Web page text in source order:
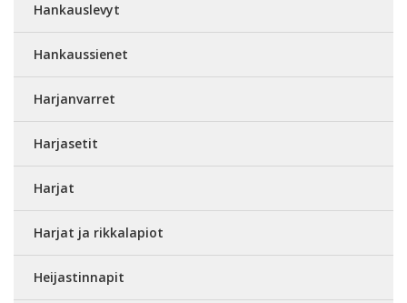
Hankauslevyt
Hankaussienet
Harjanvarret
Harjasetit
Harjat
Harjat ja rikkalapiot
Heijastinnapit